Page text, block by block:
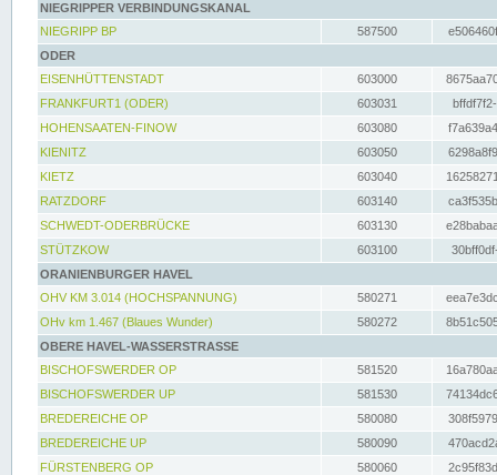
NIEGRIPPER VERBINDUNGSKANAL
NIEGRIPP BP
587500
ODER
EISENHÜTTENSTADT
603000
FRANKFURT1 (ODER)
603031
HOHENSAATEN-FINOW
603080
KIENITZ
603050
KIETZ
603040
RATZDORF
603140
SCHWEDT-ODERBRÜCKE
603130
STÜTZKOW
603100
ORANIENBURGER HAVEL
OHV KM 3.014 (HOCHSPANNUNG)
580271
OHv km 1.467 (Blaues Wunder)
580272
OBERE HAVEL-WASSERSTRASSE
BISCHOFSWERDER OP
581520
BISCHOFSWERDER UP
581530
BREDEREICHE OP
580080
BREDEREICHE UP
580090
FÜRSTENBERG OP
580060